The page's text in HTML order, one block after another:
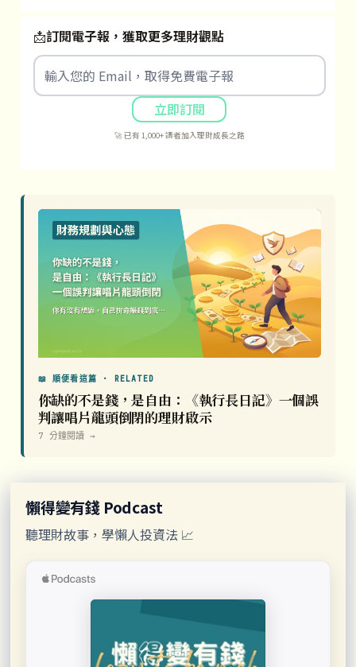
📩訂閱電子報，獲取更多理財觀點
立即訂閱
🚀 已有 1,000+ 讀者加入理財成長之路
📖 順便看這篇 · RELATED
你缺的不是錢，是自由：《執行長日記》一個誤
判讓唱片龍頭倒閉的理財啟示
7 分鐘閱讀 →
懶得變有錢 Podcast
聽理財故事，學懶人投資法 📈